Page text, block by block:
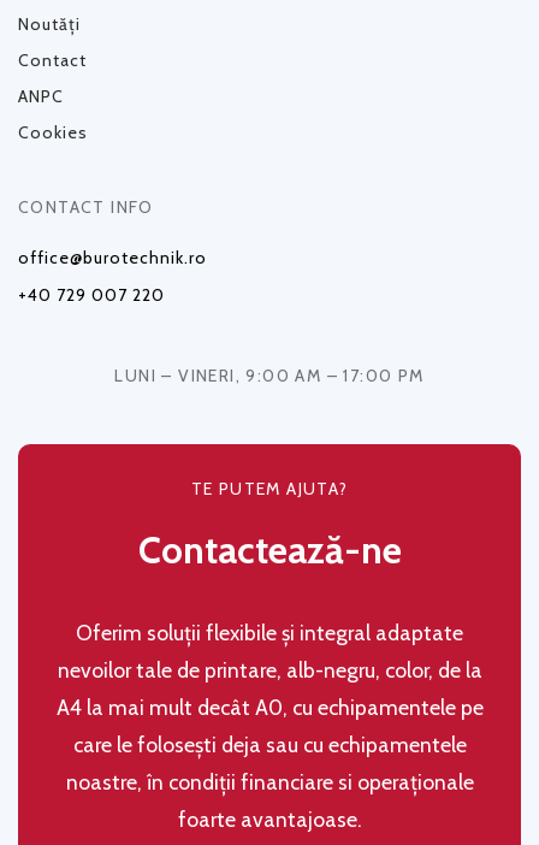
Noutăți
Contact
ANPC
Cookies
CONTACT INFO
office@burotechnik.ro
+40 729 007 220
LUNI – VINERI, 9:00 AM – 17:00 PM
TE PUTEM AJUTA?
Contactează-ne
Oferim soluţii flexibile şi integral adaptate
nevoilor tale de printare, alb-negru, color, de la
A4 la mai mult decât A0, cu echipamentele pe
care le folosești deja sau cu echipamentele
noastre, în condiţii financiare si operaţionale
foarte avantajoase.